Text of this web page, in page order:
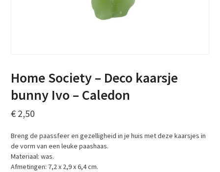
Home Society – Deco kaarsje
bunny Ivo – Caledon
€ 2,50
Breng de paassfeer en gezelligheid in je huis met deze kaarsjes in
de vorm van een leuke paashaas.
Materiaal: was.
Afmetingen: 7,2 x 2,9 x 6,4 cm.